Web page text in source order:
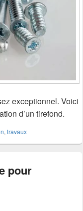
exceptionnel. Voici
d’un tirefond.
, travaux
pour